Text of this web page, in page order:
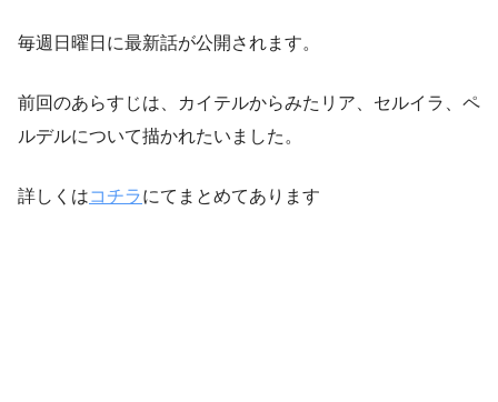
毎週日曜日に最新話が公開されます。
前回のあらすじは、カイテルからみたリア、セルイラ、ペ
ルデルについて描かれたいました。
詳しくはコチラにてまとめてあります